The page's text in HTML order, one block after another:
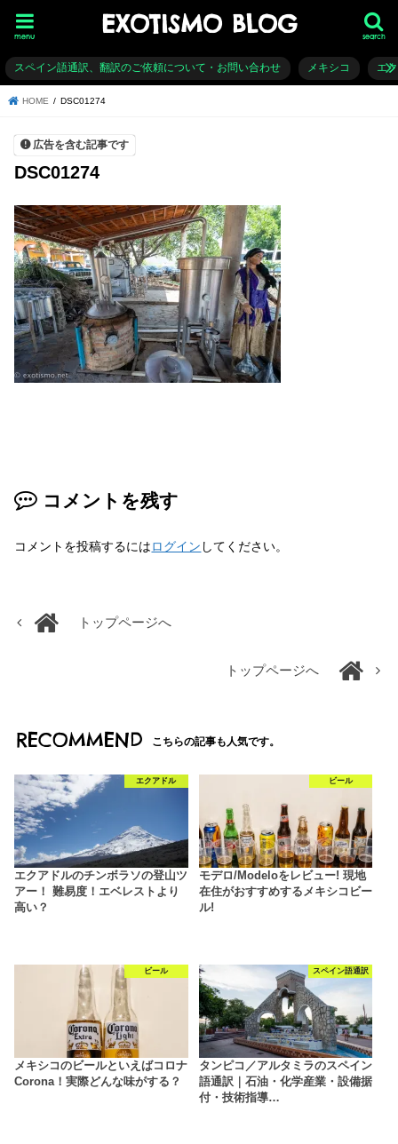
EXOTISMO BLOG search
menu
スペイン語通訳、翻訳のご依頼について・お問い合わせ メキシコ エ
HOME DSC01274
広告を含む記事です
DSC01274
コメントを残す
コメントを投稿するにはログイン してください。
トップページへ
トップページへ
RECOMMEND こちらの記事も人気です。
エクアドル
エクアドルのチンボラソの登山ツ
アー！ 難易度！エベレストより
高い？
ビール
モデロ/Modeloをレビュー! 現地
在住がおすすめするメキシコビー
ル!
ビール
メキシコのビールといえばコロナ
Corona！実際どんな味がする？
スペイン語通訳
タンピコ／アルタミラのスペイン
語通訳｜石油・化学産業・設備据
付・技術指導…